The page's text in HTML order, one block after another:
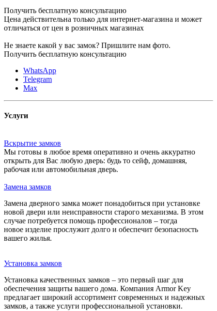
Получить бесплатную консультацию
Цена действительна только для интернет-магазина и может
отличаться от цен в розничных магазинах
Не знаете какой у вас замок? Пришлите нам фото.
Получить бесплатную консультацию
WhatsApp
Telegram
Max
Услуги
Вскрытие замков
Мы готовы в любое время оперативно и очень аккуратно
открыть для Вас любую дверь: будь то сейф, домашняя,
рабочая или автомобильная дверь.
Замена замков
Замена дверного замка может понадобиться при установке
новой двери или неисправности старого механизма. В этом
случае потребуется помощь профессионалов – тогда
новое изделие прослужит долго и обеспечит безопасность
вашего жилья.
Установка замков
Установка качественных замков – это первый шаг для
обеспечения защиты вашего дома. Компания Armor Key
предлагает широкий ассортимент современных и надежных
замков, а также услуги профессиональной установки.